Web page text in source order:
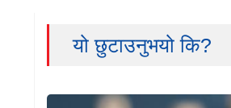
यो छुटाउनुभयो कि?